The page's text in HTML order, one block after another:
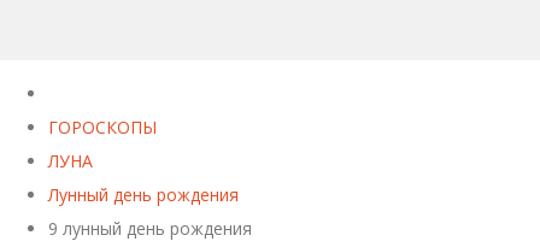
ГОРОСКОПЫ
ЛУНА
Лунный день рождения
9 лунный день рождения